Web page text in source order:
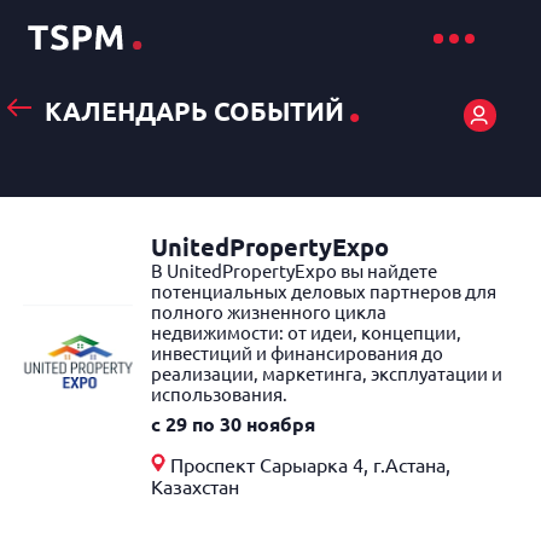
КАЛЕНДАРЬ СОБЫТИЙ .
UnitedPropertyExpo
В UnitedPropertyExpo вы найдете
потенциальных деловых партнеров для
полного жизненного цикла
недвижимости: от идеи, концепции,
инвестиций и финансирования до
реализации, маркетинга, эксплуатации и
использования.
c 29 по 30 ноября
Проспект Сарыарка 4, г.Астана,
Казахстан